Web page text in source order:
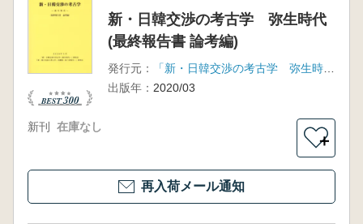
新・日韓交渉の考古学 弥生時代
(最終報告書 論考編)
発行元：
「新・日韓交渉の考古学 弥生時代」研究会 「新・韓日交渉の考古学 青銅器～原三国時代」研究会
出版年： 2020/03
新刊 在庫なし
＋
再入荷メール通知